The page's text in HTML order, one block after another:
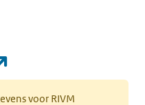
voor RIVM